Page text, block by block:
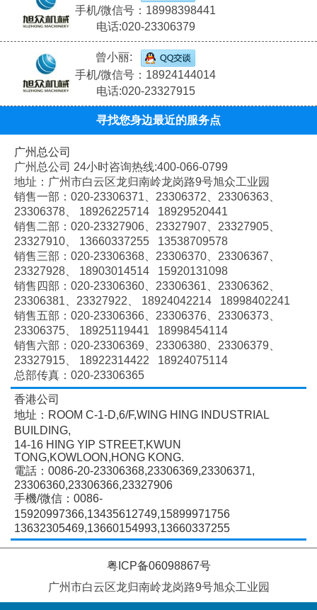
手机/微信号：18998398441
电话:020-23306379
曾小丽:
手机/微信号：18924144014
电话:020-23327915
寻找您身边最近的服务点
广州总公司
广州总公司 24小时咨询热线:400-066-0799
地址：广州市白云区龙归南岭龙岗路9号旭众工业园
销售一部：020-23306371、 23306372、 23306363、
23306378、
18926225714 18929520441
销售二部：020-23327906、 23327907、 23327905、
23327910、
13660337255 13538709578
销售三部：020-23306368、 23306370、 23306367、
23327928、
18903014514 15920131098
销售四部：020-23306360、 23306361、 23306362、
23306381、 23327922、
18924042214 18998402241
销售五部：020-23306366、 23306376、 23306373、
23306375、
18925119441 18998454114
销售六部：020-23306369、 23306380、 23306379、
23327915、
18922314422 18924075114
总部传真：020-23306365
香港公司
地址：ROOM C-1-D,6/F,WING HING INDUSTRIAL
BUILDING,
14-16 HING YIP STREET,KWUN
TONG,KOWLOON,HONG KONG.
電話：0086-20-23306368,23306369,23306371,
23306360,23306366,23327906
手機/微信：0086-
15920997366,13435612749,15899971756
13632305469,13660154993,13660337255
粤ICP备06098867号
广州市白云区龙归南岭龙岗路9号旭众工业园